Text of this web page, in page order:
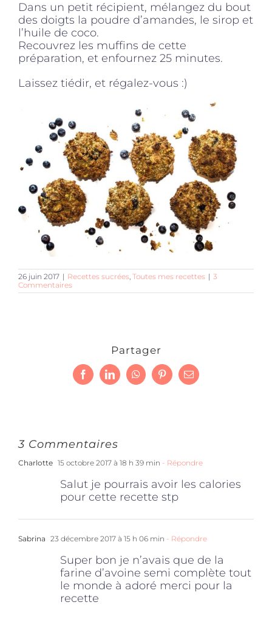
Dans un petit récipient, mélangez du bout
des doigts la poudre d’amandes, le sirop et
l’huile de coco.
Recouvrez les muffins de cette
préparation, et enfournez 25 minutes.
Laissez tiédir, et régalez-vous :)
26 juin 2017 | Recettes sucrées Toutes mes recettes | 3
Commentaires
Partager
FacebookLinkedInWhatsAppPinterestEmail
3 Commentaires
Charlotte 15 octobre 2017 à 18 h 39 min - Répondre
Salut je pourrais avoir les calories
pour cette recette stp
Sabrina 23 décembre 2017 à 15 h 06 min - Répondre
Super bon je n’avais que de la
farine d’avoine semi complète tout
le monde à adoré merci pour la
recette